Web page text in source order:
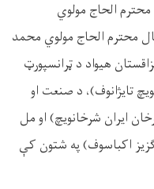
الحاج مولوي
محترم الحاج مولوي محمد
هيواد د ټرانسپورټ
تايژانوف)، د صنعت او
ايران شرخانويچ) او مل
اکباسوف) په شتون کې